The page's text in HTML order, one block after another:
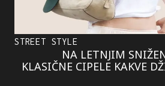
STREET STYLE
NA LETNJIM
KLASIČNE CIPELE KAKVE